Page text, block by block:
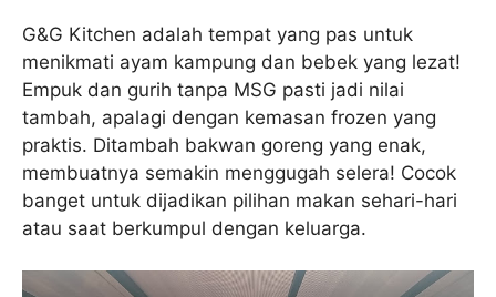
G&G Kitchen adalah tempat yang pas untuk
menikmati ayam kampung dan bebek yang lezat!
Empuk dan gurih tanpa MSG pasti jadi nilai
tambah, apalagi dengan kemasan frozen yang
praktis. Ditambah bakwan goreng yang enak,
membuatnya semakin menggugah selera! Cocok
banget untuk dijadikan pilihan makan sehari-hari
atau saat berkumpul dengan keluarga.